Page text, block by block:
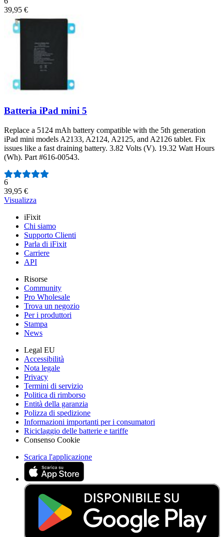
39,95 €
Batteria iPad mini 5
Replace a 5124 mAh battery compatible with the 5th generation
iPad mini models A2133, A2124, A2125, and A2126 tablet. Fix
issues like a fast draining battery. 3.82 Volts (V). 19.32 Watt Hours
(Wh). Part #616-00543.
Numero di recensioni:
6
39,95 €
Visualizza
iFixit
Chi siamo
Supporto Clienti
Parla di iFixit
Carriere
API
Risorse
Community
Pro Wholesale
Trova un negozio
Per i produttori
Stampa
News
Legal EU
Accessibilità
Nota legale
Privacy
Termini di servizio
Politica di rimborso
Entità della garanzia
Polizza di spedizione
Informazioni importanti per i consumatori
Riciclaggio delle batterie e tariffe
Consenso Cookie
Scarica l'applicazione